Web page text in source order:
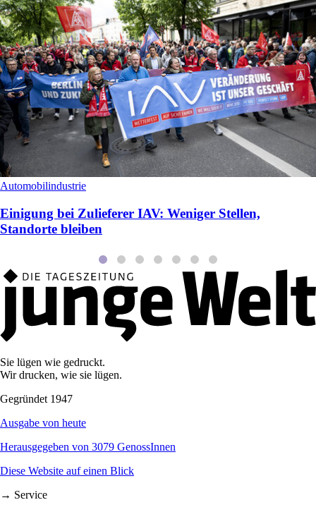
Automobilindustrie
Einigung bei Zulieferer IAV: Weniger Stellen,
Standorte bleiben
Sie lügen wie gedruckt.
Wir drucken, wie sie lügen.
Gegründet 1947
Ausgabe von heute
Herausgegeben von 3079 GenossInnen
Diese Website auf einen Blick
→ Service